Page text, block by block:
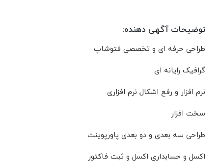
توضیحات آگهی دهنده:
طراحی حرفه ای و تخصصی فتوشاپ
گرافیک رایانه ای
نرم افزار و رفع اشکال نرم افزاری
سخت افزار
طراحی سه بعدی و دو بعدی پاورپوینت
اکسل و حسابداری اکسل و ثبت فاکتور